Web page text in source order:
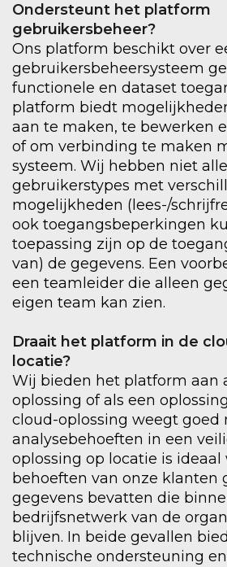
Ondersteunt het platform
gebruikersbeheer?
Ons platform beschikt over
gebruikersbeheersysteem
functionele en dataset
platform biedt
aan te maken, te bewerken
of om verbinding te maken
systeem. Wij hebben niet
gebruikerstypes met
mogelijkheden (lees-/
ook toegangsbeperkingen
toepassing zijn op de
van) de gegevens. Een
een teamleider die alleen
eigen team kan zien.
Draait het platform in de
locatie?
Wij bieden het platform aan
oplossing of als een
cloud-oplossing weegt goed
analysebehoeften in een
oplossing op locatie is ideaal
behoeften van onze klanten
gegevens bevatten die
bedrijfsnetwerk van de
blijven. In beide gevallen
technische ondersteuning